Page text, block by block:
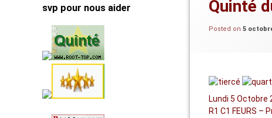
Quinté
Posted on 5
Lundi 5 Octobre
R1 C1 FEURS –
svp pour nous aider